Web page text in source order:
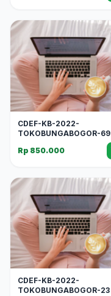
CDEF-KB-2022-
TOKOBUNGABOGOR-69
Rp 850.000
CDEF-KB-2022-
TOKOBUNGABOGOR-23